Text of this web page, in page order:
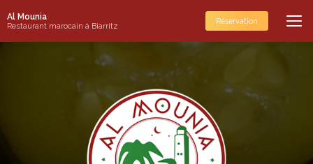
auAl Mounia
Restaurant marocain à Biarritz Réservation